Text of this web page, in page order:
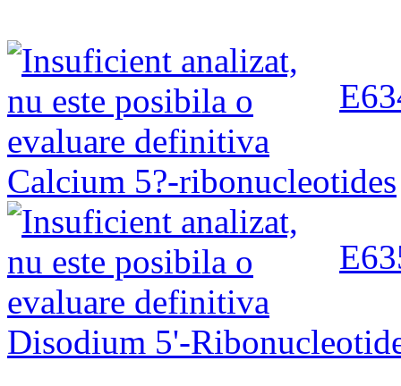
Calcium 5?-ribonucleotides
Disodium 5'-